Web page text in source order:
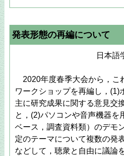
発表形態の再編について
日本語
2020年度春季大会から，こ
ワークショップを再編し，(1)
主に研究成果に関する意見交
と，(2)パソコンや音声機器を
ベース，調査資料類）のデモ
定のテーマについて複数の発
などして，聴衆と自由に議論